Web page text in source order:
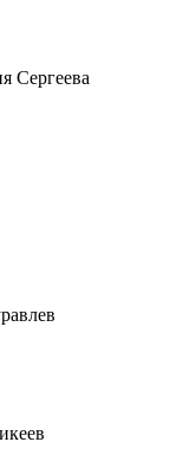
Сергеева